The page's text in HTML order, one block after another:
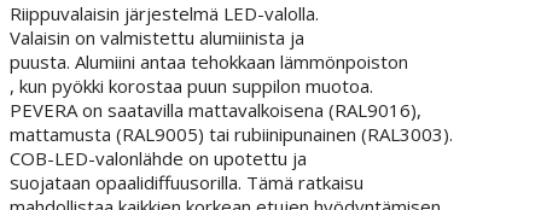
Riippuvalaisin järjestelmä LED-valolla.
Valaisin on valmistettu alumiinista ja
puusta. Alumiini antaa tehokkaan lämmönpoiston
, kun pyökki korostaa puun suppilon muotoa.
PEVERA on saatavilla mattavalkoisena (RAL9016),
mattamusta (RAL9005) tai rubiinipunainen (RAL3003).
COB-LED-valonlähde on upotettu ja
suojataan opaalidiffuusorilla. Tämä ratkaisu